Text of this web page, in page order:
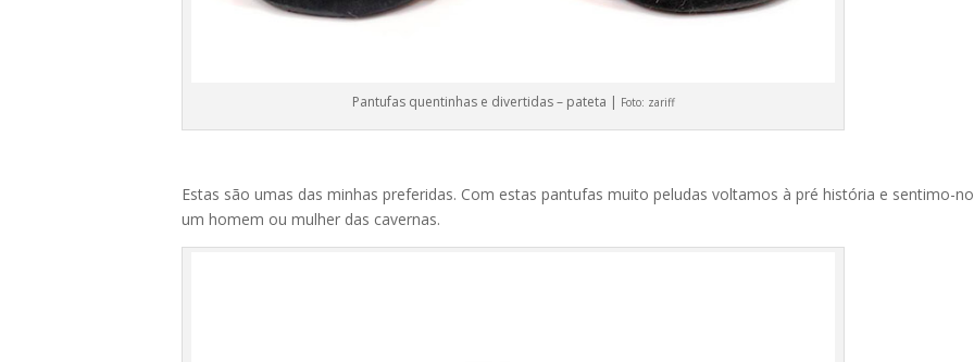
Pantufas quentinhas e divertidas – pateta | Foto: zariff
Estas são umas das minhas preferidas. Com estas pantufas muito peludas voltamos à pré história e sentimo-
um homem ou mulher das cavernas.